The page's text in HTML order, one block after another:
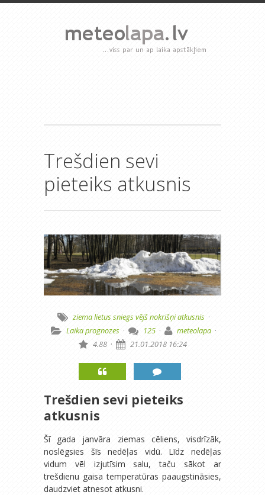
Trešdien sevi
pieteiks atkusnis
ziemalietus sniegs vējšnokrišņiatkusnis ·
Laika prognozes · 125 · meteolapa ·
4.88 · 21.01.2018 16:24
Trešdien sevi pieteiks
atkusnis
Šī gada janvāra ziemas cēliens, visdrīzāk,
noslēgsies šīs nedēļas vidū. Līdz nedēļas
vidum vēl izjutīsim salu, taču sākot ar
trešdienu gaisa temperatūras paaugstināsies,
daudzviet atnesot atkusni.